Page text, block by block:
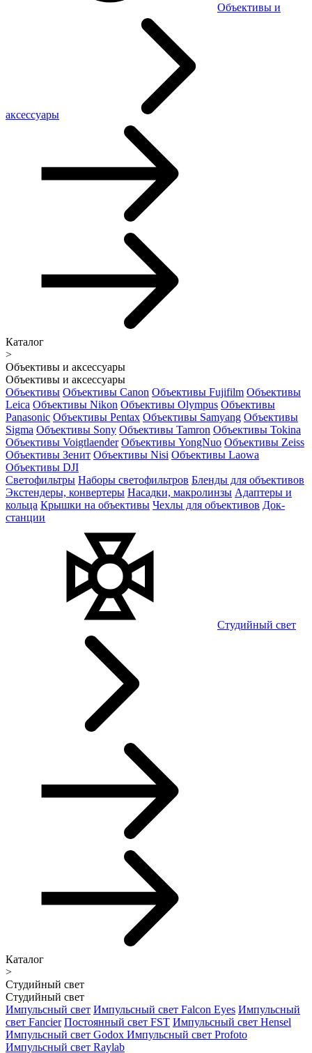
Объективы и
аксессуары
Каталог
>
Объективы и аксессуары
Объективы и аксессуары
Объективы Объективы Canon Объективы Fujifilm Объективы
Leica Объективы Nikon Объективы Olympus Объективы
Panasonic Объективы Pentax Объективы Samyang Объективы
Sigma Объективы Sony Объективы Tamron Объективы Tokina
Объективы Voigtlaender Объективы YongNuo Объективы Zeiss
Объективы Зенит Объективы Nisi Объективы Laowa
Объективы DJI
Светофильтры Наборы светофильтров Бленды для объективов
Экстендеры, конвертеры Насадки, макролинзы Адаптеры и
кольца Крышки на объективы Чехлы для объективов Док-
станции
Студийный свет
Каталог
>
Студийный свет
Студийный свет
Импульсный свет Импульсный свет Falcon Eyes Импульсный
свет Fancier Постоянный свет FST Импульсный свет Hensel
Импульсный свет Godox Импульсный свет Profoto
Импульсный свет Raylab